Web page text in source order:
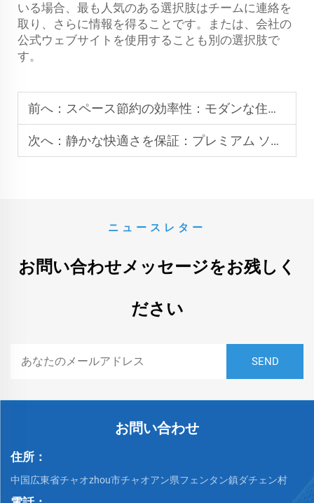
いる場合、最も人気のある選択肢はチームに連絡を
取り、さらに情報を得ることです。または、会社の
公式ウェブサイトを使用することも別の選択肢で
す。
前へ： スペース節約の効率性：モダンな住宅用のウォールマウント式プラスチックトイレタンク
次へ： 静かな快適さを保証：プレミアム ソフトクローズ トイレシート サプライヤー ソリューション
ニュースレター
お問い合わせメッセージをお残しく
ださい
お問い合わせ
住所：
中国広東省チャオzhou市チャオアン県フェンタン鎮ダチェン村